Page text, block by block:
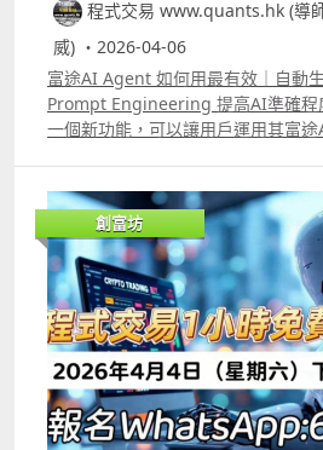
程式交易 www.quants.hk (導
威) ・2026-04-06
富途AI Agent 如何用最有效｜自動
Prompt Engineering 提高AI準確程
一個新功能，可以讓用戶運用其富
AI」，用自然語言即是人話就可以
策略像過去大家用「卡片」的方式一
可以自行再改coding。 AI生成的策
偽代碼，意思是看起來像程式，但
西。若果你用Prompt Engineering
模型生成的策略準確度提高，但若
python語法就能自行檢查AI生成的
續再有片教大家速成學懂富途的
言區中已有在片中提及更有效向AI
創富坊